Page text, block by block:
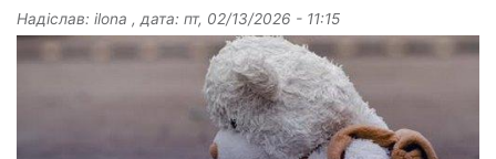
Надіслав: ilona , дата: пт, 02/13/2026 - 11:15